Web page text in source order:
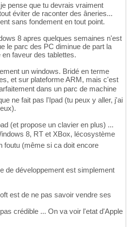
pense que tu devrais vraiment
éviter de raconter des âneries...
sans fondement en tout point.
8 apres quelques semaines n'est
le parc des PC diminue de part la
faveur des tablettes.
un windows. Bridé en terme
et sur plateforme ARM, mais c'est
dans un parc de machine
ne fait pas l'Ipad (tu peux y aller, j'ai
(et propose un clavier en plus) ...
8, RT et XBox, lécosystème
foutu (même si ca doit encore
de développement est simplement
est de ne pas savoir vendre ses
crédible ... On va voir l'etat d'Apple